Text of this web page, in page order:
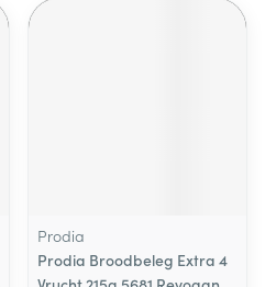
Prodia
Prodia Broodbeleg Extra 4